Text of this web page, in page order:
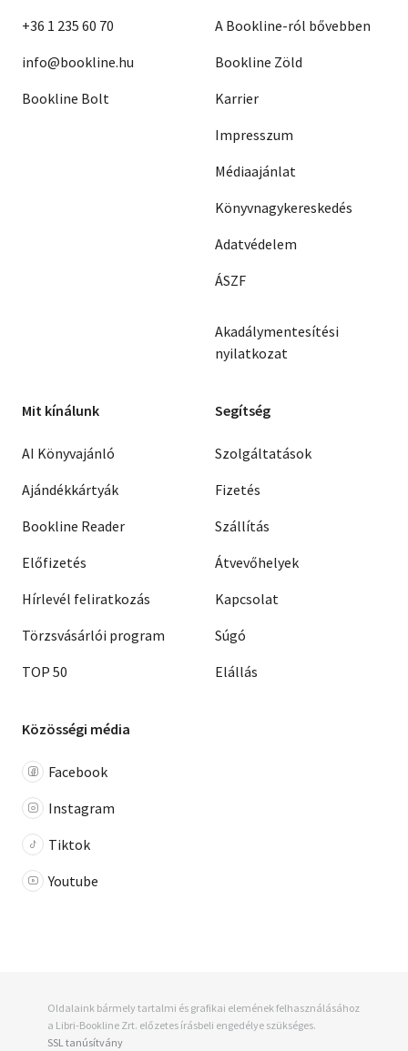
+36 1 235 60 70
info@bookline.hu
Bookline Bolt
A Bookline-ról bővebben
Bookline Zöld
Karrier
Impresszum
Médiaajánlat
Könyvnagykereskedés
Adatvédelem
ÁSZF
Akadálymentesítési
nyilatkozat
Mit kínálunk
AI Könyvajánló
Ajándékkártyák
Bookline Reader
Előfizetés
Hírlevél feliratkozás
Törzsvásárlói program
TOP 50
Segítség
Szolgáltatások
Fizetés
Szállítás
Átvevőhelyek
Kapcsolat
Súgó
Elállás
Közösségi média
Facebook
Instagram
Tiktok
Youtube
Oldalaink bármely tartalmi és grafikai elemének felhasználásához
a Libri-Bookline Zrt. előzetes írásbeli engedélye szükséges.
SSL tanúsítvány